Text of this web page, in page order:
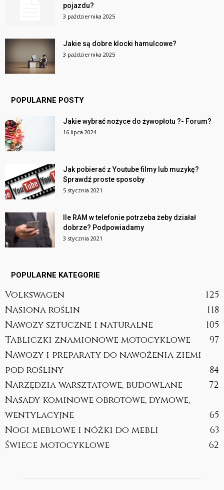
pojazdu?
3 października 2025
Jakie są dobre klocki hamulcowe?
3 października 2025
POPULARNE POSTY
Jakie wybrać nożyce do żywopłotu ?- Forum?
16 lipca 2024
Jak pobierać z Youtube filmy lub muzykę?
Sprawdź proste sposoby
5 stycznia 2021
Ile RAM w telefonie potrzeba żeby działał
dobrze? Podpowiadamy
3 stycznia 2021
POPULARNE KATEGORIE
Volkswagen
125
Nasiona roślin
118
Nawozy sztuczne i naturalne
105
Tabliczki znamionowe motocyklowe
97
Nawozy i preparaty do nawożenia ziemi
pod rośliny
84
Narzędzia warsztatowe, budowlane
72
Nasady kominowe obrotowe, dymowe,
wentylacyjne
65
Nogi meblowe i nóżki do mebli
63
Świece motocyklowe
62